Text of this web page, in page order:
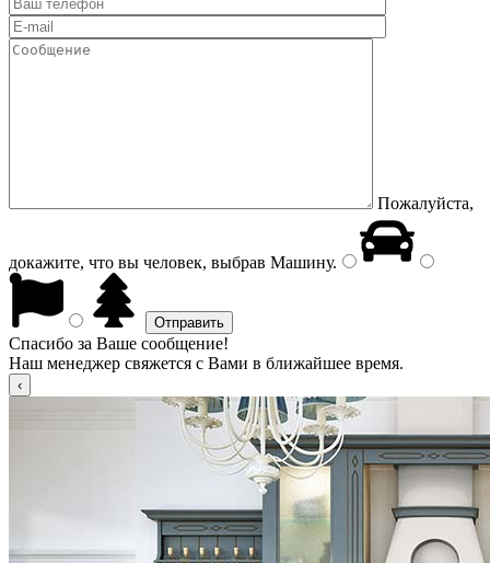
Пожалуйста,
докажите, что вы человек, выбрав Машину.
Спасибо за Ваше сообщение!
Наш менеджер свяжется с Вами в ближайшее время.